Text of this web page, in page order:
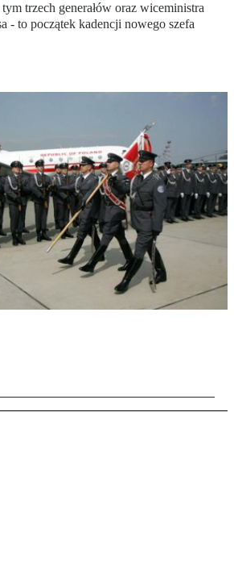
trzech generałów oraz wiceministra
- to początek kadencji nowego szefa